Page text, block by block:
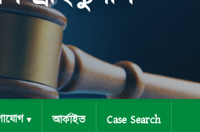
আর্কাইভ Case Search